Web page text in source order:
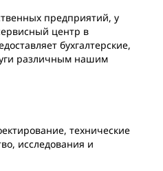
предприятий, у
центр в
бухгалтерские,
различным нашим
технические
исследования и